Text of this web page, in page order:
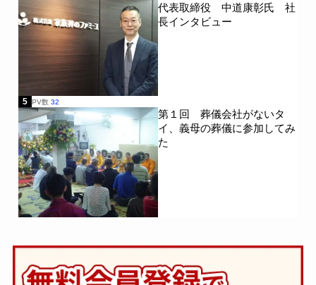
代表取締役 中道康彰氏 社
長インタビュー
5 PV数 32
第１回 葬儀会社がないタ
イ、義母の葬儀に参加してみ
た